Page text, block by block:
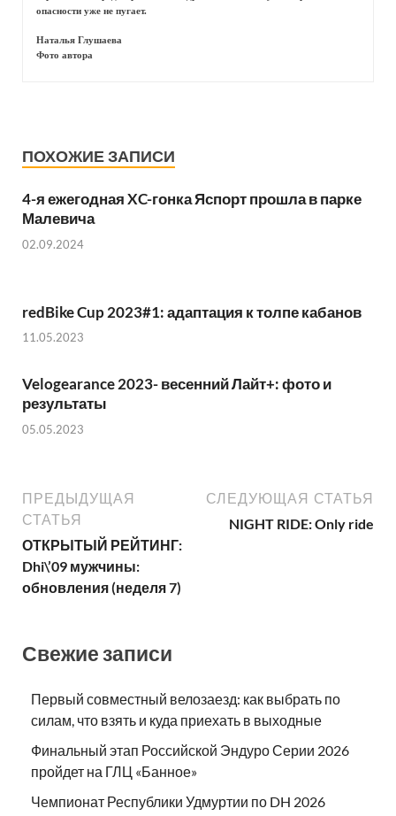
опасности уже не пугает.
Наталья Глушаева
Фото автора
ПОХОЖИЕ ЗАПИСИ
4-я ежегодная XC-гонка Яспорт прошла в парке
Малевича
02.09.2024
redBike Cup 2023#1: адаптация к толпе кабанов
11.05.2023
Velogearance 2023- весенний Лайт+: фото и
результаты
05.05.2023
ПРЕДЫДУЩАЯ
СТАТЬЯ
ОТКРЫТЫЙ РЕЙТИНГ:
Dhi\’09 мужчины:
обновления (неделя 7)
СЛЕДУЮЩАЯ СТАТЬЯ
NIGHT RIDE: Only ride
Свежие записи
Первый совместный велозаезд: как выбрать по
силам, что взять и куда приехать в выходные
Финальный этап Российской Эндуро Серии 2026
пройдет на ГЛЦ «Банное»
Чемпионат Республики Удмуртии по DH 2026